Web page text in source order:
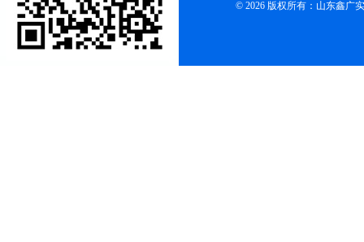
© 2026 版权所有：山东鑫广